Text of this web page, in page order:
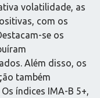
volatilidade, as
com os
se os
Além disso, os
também
índices IMA-B 5+,